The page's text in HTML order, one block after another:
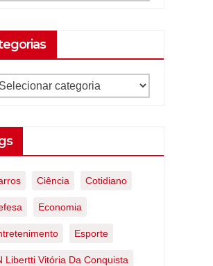
Ciência Cotidiano
Economia
Esporte
Libertti Vitória Da Conquista